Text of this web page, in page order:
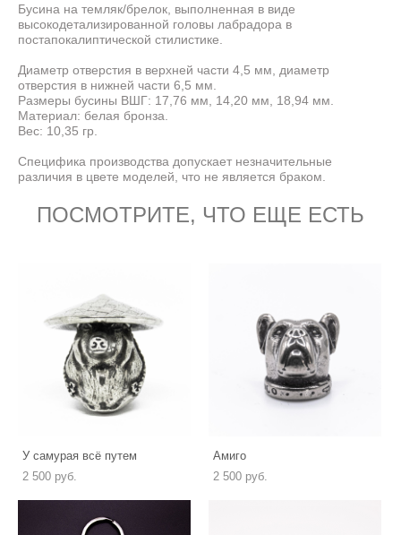
Бусина на темляк/брелок, выполненная в виде
высокодетализированной головы лабрадора в
постапокалиптической стилистике.
Диаметр отверстия в верхней части 4,5 мм, диаметр
отверстия в нижней части 6,5 мм.
Размеры бусины ВШГ: 17,76 мм, 14,20 мм, 18,94 мм.
Материал: белая бронза.
Вес: 10,35 гр.
Специфика производства допускает незначительные
различия в цвете моделей, что не является браком.
ПОСМОТРИТЕ, ЧТО ЕЩЕ ЕСТЬ
У самурая всё путем
2 500 pуб.
Амиго
2 500 pуб.